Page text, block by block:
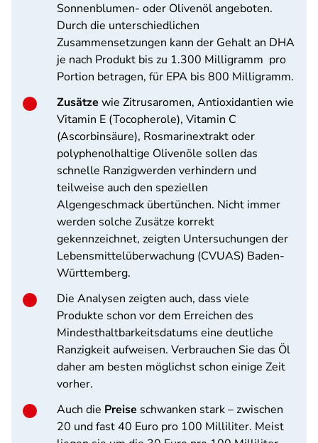
Sonnenblumen- oder Olivenöl angeboten.
Durch die unterschiedlichen
Zusammensetzungen kann der Gehalt an DHA
je nach Produkt bis zu 1.300 Milligramm pro
Portion betragen, für EPA bis 800 Milligramm.
Zusätze wie Zitrusaromen, Antioxidantien wie
Vitamin E (Tocopherole), Vitamin C
(Ascorbinsäure), Rosmarinextrakt oder
polyphenolhaltige Olivenöle sollen das
schnelle Ranzigwerden verhindern und
teilweise auch den speziellen
Algengeschmack übertünchen. Nicht immer
werden solche Zusätze korrekt
gekennzeichnet, zeigten Untersuchungen der
Lebensmittelüberwachung (CVUAS) Baden-
Württemberg.
Die Analysen zeigten auch, dass viele
Produkte schon vor dem Erreichen des
Mindesthaltbarkeitsdatums eine deutliche
Ranzigkeit aufweisen. Verbrauchen Sie das Öl
daher am besten möglichst schon einige Zeit
vorher.
Auch die Preise schwanken stark – zwischen
20 und fast 40 Euro pro 100 Milliliter. Meist